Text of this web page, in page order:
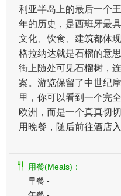
利亚半岛上的最后一个
年的历史，是西班牙最
文化、饮食、建筑都体
格拉纳达就是石榴的意
街上随处可见石榴树，
案。游览保留了中世纪
里，你可以看到一个完
欧洲，而是一个真真切
用晚餐，随后前往酒店
用餐(Meals)：
早餐 -